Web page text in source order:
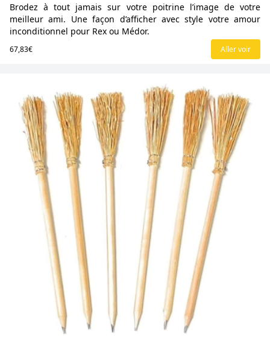
Brodez à tout jamais sur votre poitrine l’image de votre
meilleur ami. Une façon d’afficher avec style votre amour
inconditionnel pour Rex ou Médor.
67,83€ Aller voir